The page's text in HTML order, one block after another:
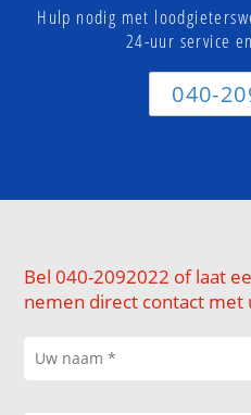
Hulp nodig met
24-uur service
040-
Bel 040-2092022 of laat
nemen direct contact met